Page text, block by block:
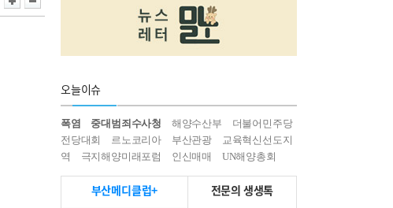
오늘이슈
폭염 중대범죄수사청 해양수산부
더불어민주당
전당대회
르노코리아 부산관광
교육혁신선도지
역
극지해양미래포럼 인신매매 UN해양총회
부산메디클럽+ 전문의 생생톡